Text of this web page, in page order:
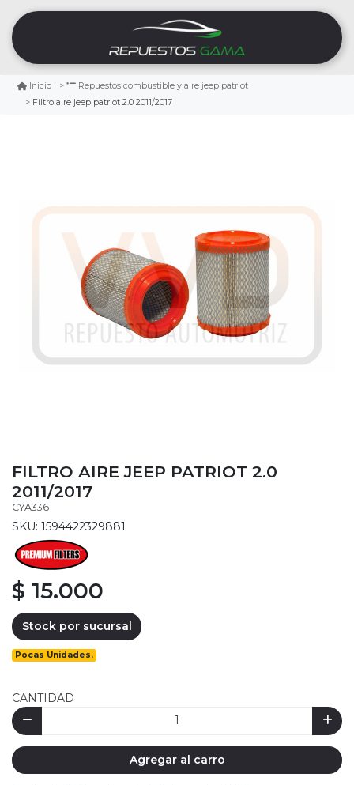
Inicio
Repuestos combustible y aire jeep patriot
Filtro aire jeep patriot 2.0 2011/2017
FILTRO AIRE JEEP PATRIOT 2.0
2011/2017
CYA336
SKU: 1594422329881
$ 15.000
Stock por sucursal
Pocas Unidades.
CANTIDAD
Agregar al carro